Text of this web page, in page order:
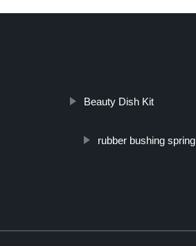
Beauty Dish Kit
rubber bushing spring